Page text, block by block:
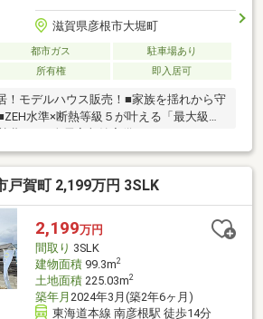
滋賀県彦根市大堀町
都市ガス
駐車場あり
所有権 即入居可
！モデルハウス販売！■家族を揺れから守
水準×断熱等級５が叶える「最大級の
戸賀町 2,199万円 3SLK
2,199万円
間取り 3SLK
建物面積99.3m2
土地面積225.03m2
築年月 2024年3月(築2年6ヶ月)
東海道本線 南彦根駅 徒歩14分